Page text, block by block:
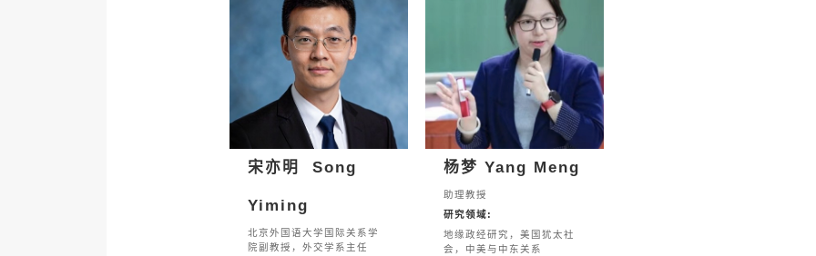
宋亦明 Song
Yiming
北京外国语大学国际关系学
院副教授，外交学系主任
杨梦 Yang Meng
助理教授
研究领域:
地缘政经研究，美国犹太社
会，中美与中东关系